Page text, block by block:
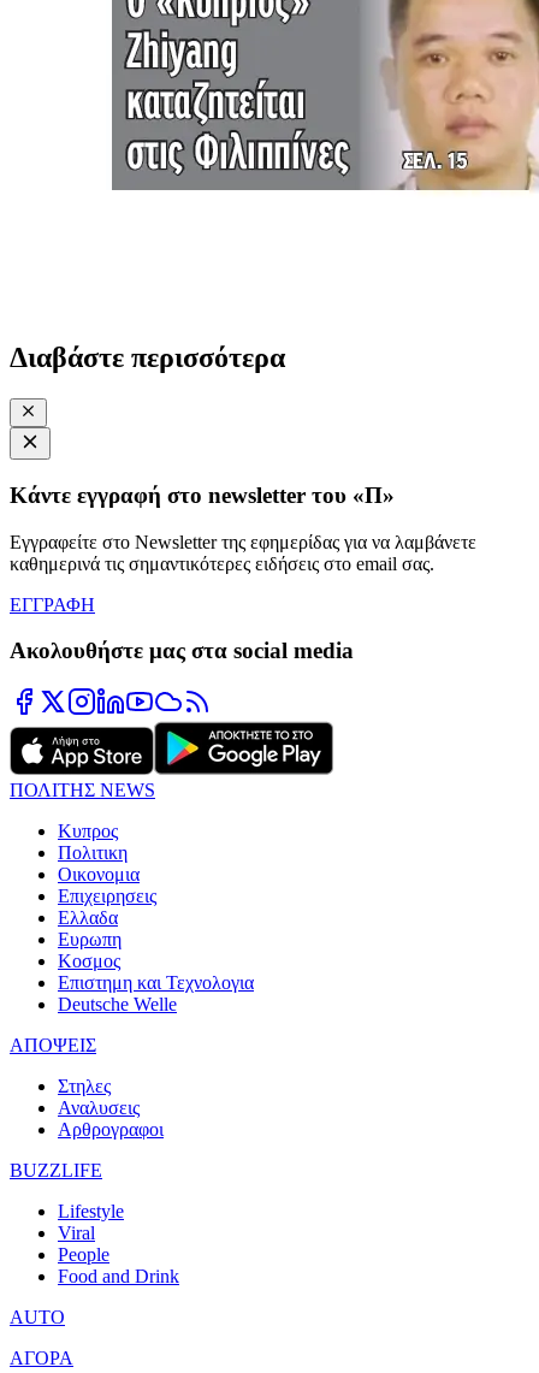
Διαβάστε περισσότερα
Κάντε εγγραφή στο newsletter του «Π»
Εγγραφείτε στο Newsletter της εφημερίδας για να λαμβάνετε
καθημερινά τις σημαντικότερες ειδήσεις στο email σας.
ΕΓΓΡΑΦΗ
Ακολουθήστε μας στα social media
ΠΟΛΙΤΗΣ NEWS
Κυπρος
Πολιτικη
Οικονομια
Επιχειρησεις
Ελλαδα
Ευρωπη
Κοσμος
Επιστημη και Τεχνολογια
Deutsche Welle
ΑΠΟΨΕΙΣ
Στηλες
Αναλυσεις
Αρθρογραφοι
BUZZLIFE
Lifestyle
Viral
People
Food and Drink
AUTO
ΑΓΟΡΑ